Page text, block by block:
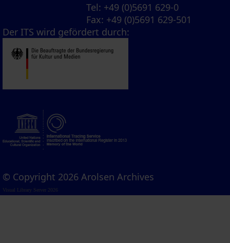
Tel: +49 (0)5691 629-0
Fax: +49 (0)5691 629-501
Der ITS wird gefördert durch:
© Copyright 2026 Arolsen Archives
Visual Library Server 2026